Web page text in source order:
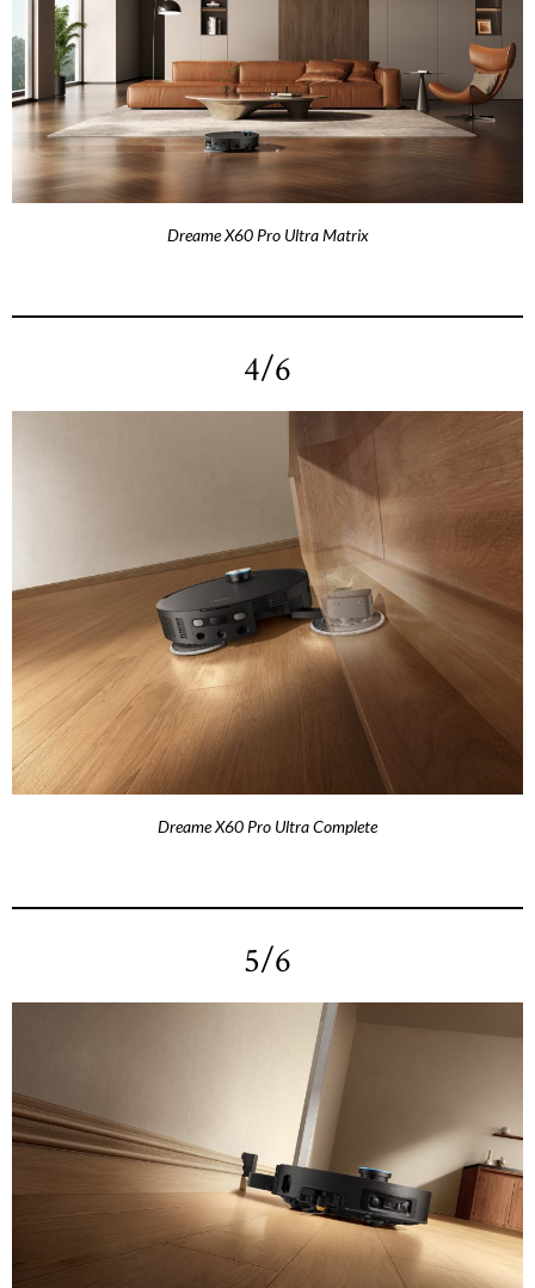
Dreame X60 Pro Ultra Matrix
4/6
Dreame X60 Pro Ultra Complete
5/6